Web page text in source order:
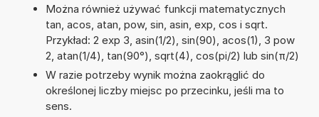
Można również używać funkcji matematycznych
tan, acos, atan, pow, sin, asin, exp, cos i sqrt.
Przykład: 2 exp 3, asin(1/2), sin(90), acos(1), 3 pow
2, atan(1/4), tan(90°), sqrt(4), cos(pi/2) lub sin(π/2)
W razie potrzeby wynik można zaokrąglić do
określonej liczby miejsc po przecinku, jeśli ma to
sens.